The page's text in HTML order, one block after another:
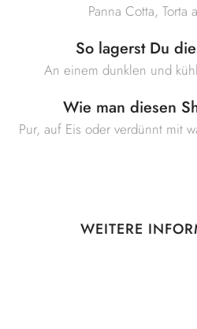
Panna Cotta, Torta
So lagerst Du
An einem dunklen und
Wie man diesen
Pur, auf Eis oder verdünnt mit
WEITERE